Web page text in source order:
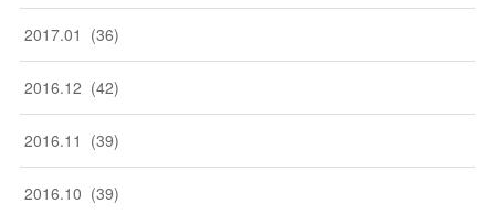
2017.01 (36)
2016.12 (42)
2016.11 (39)
2016.10 (39)